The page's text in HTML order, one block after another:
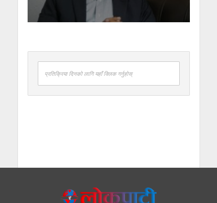
प्रतिक्रिया दिनको लागि यहाँ क्लिक गर्नुहोस्